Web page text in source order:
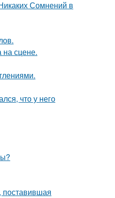
Сомнений в
сцене.
что у него
поставившая